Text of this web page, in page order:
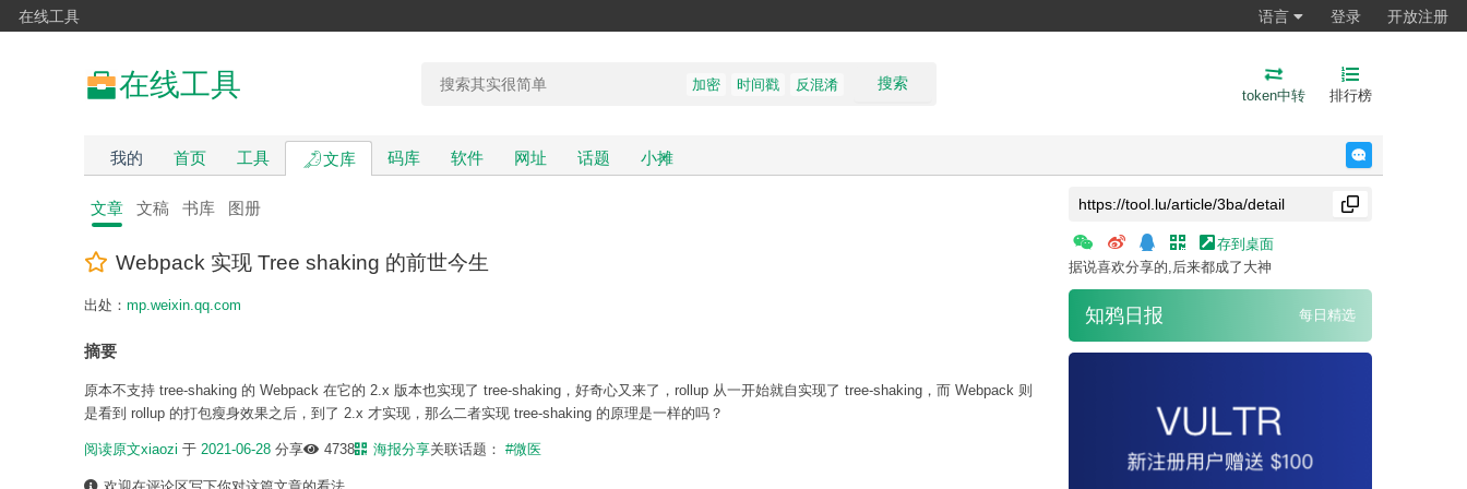
在线工具 语言 登录 开放注册
在线工具 搜索
加密 时间戳 反混淆
token中转 排行榜
我的 首页 工具 文库 码库 软件 网址 话题 小摊
文章 文稿 书库 图册
Webpack 实现 Tree shaking 的前世今生
出处： mp.weixin.qq.com
摘要
原本不支持 tree-shaking 的 Webpack 在它的 2.x 版本也实现了 tree-shaking，好奇心又来了，rollup 从一开始就自实现了 tree-shaking，而 Webpack 则
是看到 rollup 的打包瘦身效果之后，到了 2.x 才实现，那么二者实现 tree-shaking 的原理是一样的吗？
阅读原文xiaozi 于 2021-06-28 分享 4738 海报分享关联话题： #微医
存到桌面
据说喜欢分享的,后来都成了大神
知鸦日报 每日精选